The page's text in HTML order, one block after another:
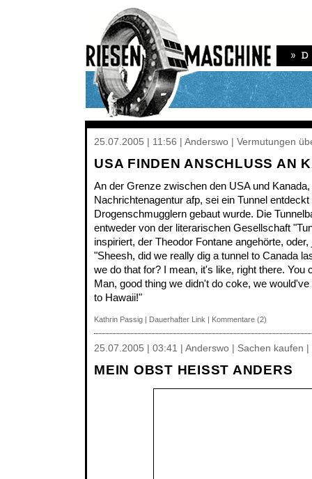
25.07.2005 | 11:56 | Anderswo | Vermutungen
USA FINDEN ANSCHLUSS AN
An der Grenze zwischen den USA und
Nachrichtenagentur afp, sei ein Tunnel
Drogenschmugglern gebaut wurde. Die
entweder von der literarischen Gesellschaft
inspiriert, der Theodor Fontane angehörte,
"Sheesh, did we really dig a tunnel to Canada
we do that for? I mean, it's like, right there. You
Man, good thing we didn't do coke, we
to Hawaii!"
Kathrin Passig | Dauerhafter Link | Kommentare (2)
25.07.2005 | 03:41 | Anderswo | Sachen kaufen
MEIN OBST HEISST ANDERS